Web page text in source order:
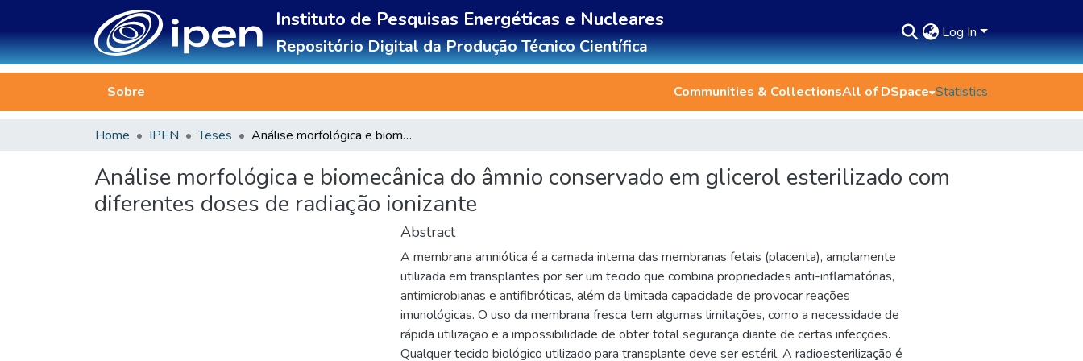
Instituto de Pesquisas Energéticas e Nucleares
Repositório Digital da Produção Técnico Científica
Log In
Sobre Communities & CollectionsAll of DSpace Statistics
Home IPEN Teses Análise morfológica e biomecânica do âmnio conservado em glicerol esterilizado com diferentes doses de radiação ionizante
Análise morfológica e biomecânica do âmnio conservado em glicerol esterilizado com
diferentes doses de radiação ionizante
Abstract
A membrana amniótica é a camada interna das membranas fetais (placenta), amplamente
utilizada em transplantes por ser um tecido que combina propriedades anti-inflamatórias,
antimicrobianas e antifibróticas, além da limitada capacidade de provocar reações
imunológicas. O uso da membrana fresca tem algumas limitações, como a necessidade de
rápida utilização e a impossibilidade de obter total segurança diante de certas infecções.
Qualquer tecido biológico utilizado para transplante deve ser estéril. A radioesterilização é